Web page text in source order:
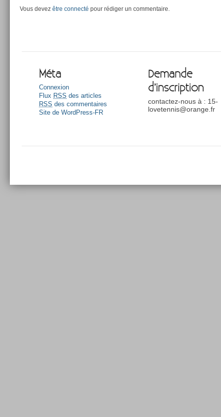
Vous devez être connecté pour rédiger un commentaire.
Méta
Connexion
Flux RSS des articles
RSS des commentaires
Site de WordPress-FR
Demande
d’inscription
contactez-nous à : 15-
lovetennis@orange.fr